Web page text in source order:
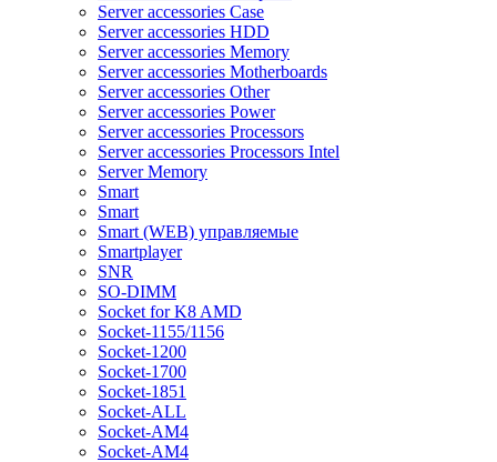
Server accessories Case
Server accessories HDD
Server accessories Memory
Server accessories Motherboards
Server accessories Other
Server accessories Power
Server accessories Processors
Server accessories Processors Intel
Server Memory
Smart
Smart
Smart (WEB) управляемые
Smartplayer
SNR
SO-DIMM
Socket for K8 AMD
Socket-1155/1156
Socket-1200
Socket-1700
Socket-1851
Socket-ALL
Socket-AM4
Socket-AM4